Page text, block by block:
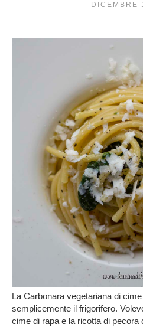
DICEMBRE
La Carbonara vegetariana di
semplicemente il frigorifero.
cime di rapa e la ricotta di pecora